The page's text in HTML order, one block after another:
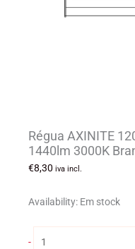
Régua AXINITE
1440lm 3000K
€8,30 iva incl.
Availability: Em stock
-